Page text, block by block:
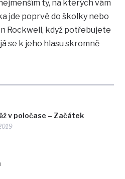
v poločase – Začátek
ty, na kterých vám
jde poprvé do školky nebo
Rockwell, když potřebujete
se k jeho hlasu skromně